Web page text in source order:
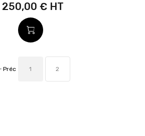
250,00 €
Préc 1 2